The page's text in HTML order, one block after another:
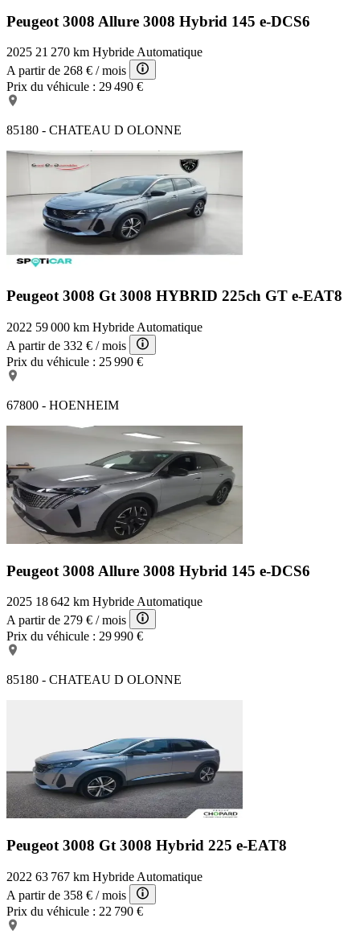
Peugeot 3008 Allure 3008 Hybrid 145 e-DCS6
2025 21 270 km HybrideAutomatique
A partir de 268 € / mois
Prix du véhicule : 29 490 €
85180 - CHATEAU D OLONNE
Peugeot 3008 Gt 3008 HYBRID 225ch GT e-EAT8
2022 59 000 km Hybride Automatique
A partir de 332 € / mois
Prix du véhicule : 25 990 €
67800 - HOENHEIM
Peugeot 3008 Allure 3008 Hybrid 145 e-DCS6
2025 18 642 km Hybride Automatique
A partir de 279 € / mois
Prix du véhicule : 29 990 €
85180 - CHATEAU D OLONNE
Peugeot 3008 Gt 3008 Hybrid 225 e-EAT8
2022 63 767 km Hybride Automatique
A partir de 358 € / mois
Prix du véhicule : 22 790 €